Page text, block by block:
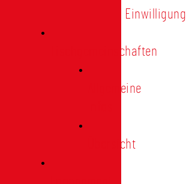
Einwilligung
Tischgemeinschaften
Allgemeine
Übersicht